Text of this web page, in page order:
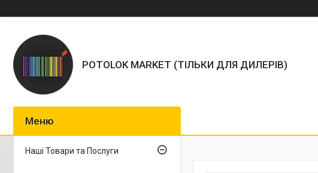
POTOLOK MARKET (ТІЛЬКИ ДЛЯ ДИЛЕРІВ)
Наші Товари та Послуги